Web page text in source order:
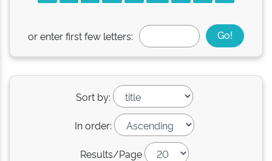
or enter first few letters:
Sort by:
In order:
Results/Page